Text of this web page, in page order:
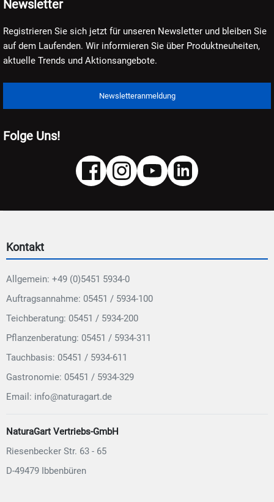
Newsletter
Registrieren Sie sich jetzt für unseren Newsletter und bleiben Sie
auf dem Laufenden. Wir informieren Sie über Produktneuheiten,
aktuelle Trends und Aktionsangebote.
Newsletteranmeldung
Folge Uns!
Kontakt
Allgemein: +49 (0)5451 5934-0
Auftragsannahme: 05451 / 5934-100
Teichberatung: 05451 / 5934-200
Pflanzenberatung: 05451 / 5934-311
Tauchbasis: 05451 / 5934-611
Gastronomie: 05451 / 5934-329
Email: info@naturagart.de
NaturaGart Vertriebs-GmbH
Riesenbecker Str. 63 - 65
D-49479 Ibbenbüren